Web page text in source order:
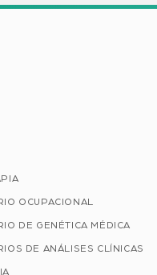
OCUPACIONAL
DE GENÉTICA MÉDICA
DE ANÁLISES CLÍNICAS